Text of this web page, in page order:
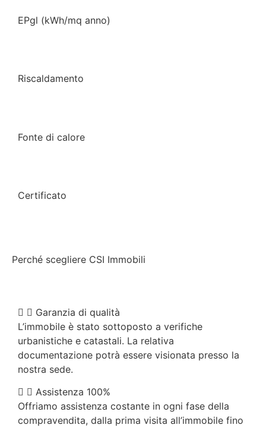
EPgl (kWh/mq anno)
Riscaldamento
Fonte di calore
Certificato
Perché scegliere CSI Immobili
Garanzia di qualità
L’immobile è stato sottoposto a verifiche
urbanistiche e catastali. La relativa
documentazione potrà essere visionata presso la
nostra sede.
Assistenza 100%
Offriamo assistenza costante in ogni fase della
compravendita, dalla prima visita all’immobile fino